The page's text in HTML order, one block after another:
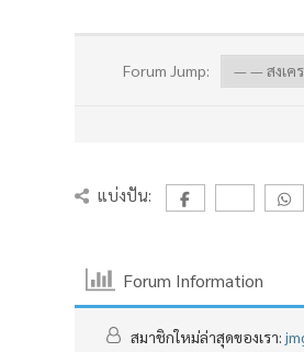
Forum Jump:
แบ่งปัน:
Forum Information
สมาชิกใหม่ล่าสุดของเรา: